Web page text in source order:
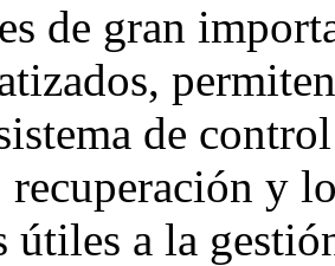
de gran
de
recuperación y
útiles a la